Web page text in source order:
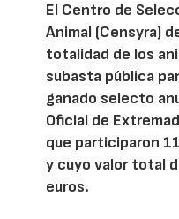
El Centro de
Animal (Censyra)
totalidad de los
subasta pública
ganado selecto
Oficial de
que participaron
y cuyo valor total
euros.